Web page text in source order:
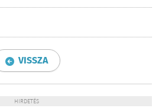
VISSZA
HIRDETÉS